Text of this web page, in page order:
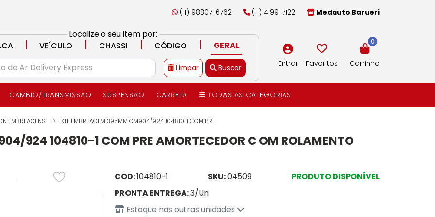
(11) 98807-6762 (11) 4199-7122 Medauto Barueri
Localize o seu item por:
| VEÍCULO | CHASSI | CÓDIGO | GERAL
Limpar Buscar Entrar Favoritos
0
Carrinho
CAMBIO/TRANSMISSÃO SUSPENSÃO CARRETA TODAS AS CATEGORIAS
EMBREAGENS KIT EMBREAGEM 395MM OM904/924 104810-1 COM PR...
924 104810-1 COM PRE AMORTECEDOR C OM ROLAMENTO
COD:104810-1 SKU:04509
PRODUTO DISPONÍVEL
PRONTA ENTREGA:3/Un
Estoque nas outras unidades